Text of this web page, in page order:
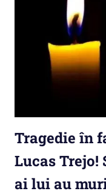
Tragedie în
Lucas
ai lui au